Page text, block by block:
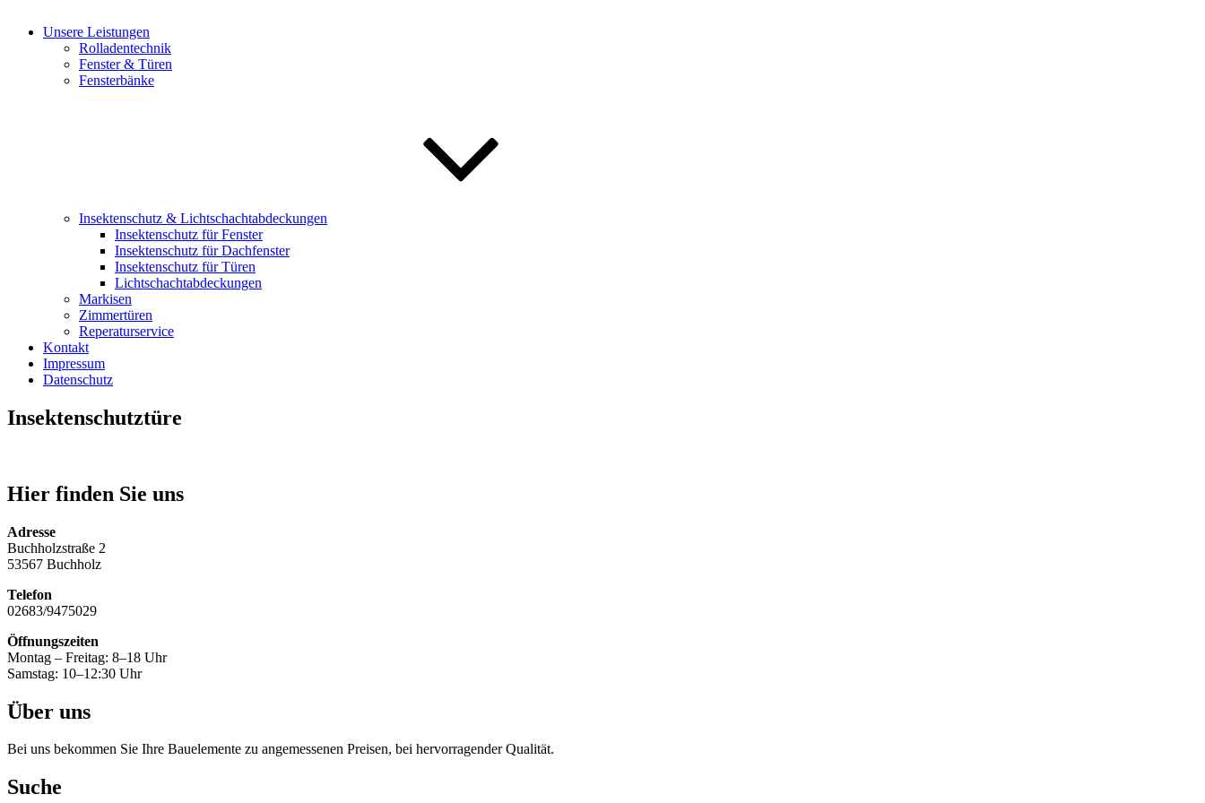
Unsere Leistungen
Rolladentechnik
Fenster & Türen
Fensterbänke
Insektenschutz & Lichtschachtabdeckungen
Insektenschutz für Fenster
Insektenschutz für Dachfenster
Insektenschutz für Türen
Lichtschachtabdeckungen
Markisen
Zimmertüren
Reperaturservice
Kontakt
Impressum
Datenschutz
Insektenschutztüre
Hier finden Sie uns
Adresse
Buchholzstraße 2
53567 Buchholz
Telefon
02683/9475029
Öffnungszeiten
Montag – Freitag: 8–18 Uhr
Samstag: 10–12:30 Uhr
Über uns
Bei uns bekommen Sie Ihre Bauelemente zu angemessenen Preisen, bei hervorragender Qualität.
Suche